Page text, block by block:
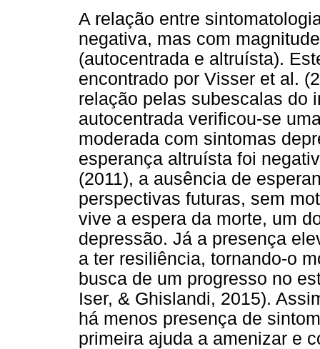
A relação entre
negativa, mas com
(autocentrada e altruísta).
encontrado por Visser et al.
relação pelas subescalas do
autocentrada verificou-se
moderada com sintomas
esperança altruísta foi
(2011), a ausência de
perspectivas futuras, sem
vive a espera da morte, um
depressão. Já a presença
a ter resiliência, tornando-o
busca de um progresso no
Iser, & Ghislandi, 2015).
há menos presença de
primeira ajuda a amenizar e